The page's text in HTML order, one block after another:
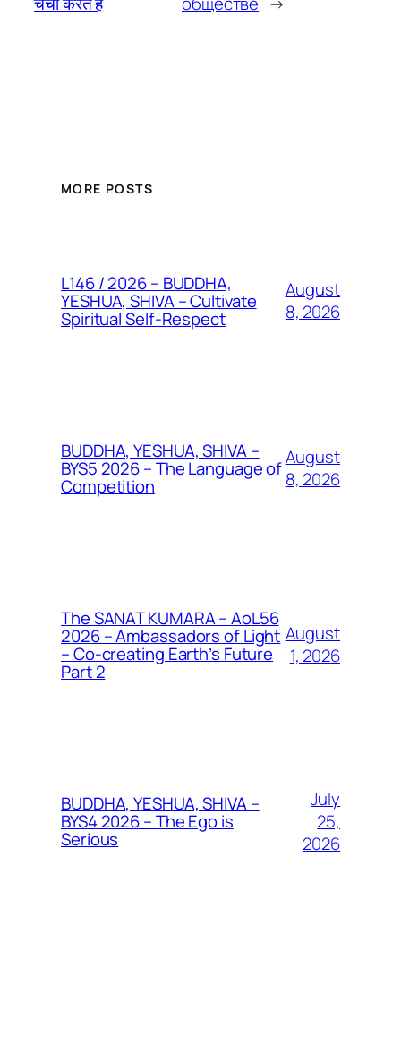
MORE POSTS
L146 / 2026 – BUDDHA,
YESHUA, SHIVA – Cultivate
Spiritual Self-Respect
August
8, 2026
BUDDHA, YESHUA, SHIVA –
BYS5 2026 – The Language of
Competition
August
8, 2026
The SANAT KUMARA – AoL56
2026 – Ambassadors of Light
– Co-creating Earth’s Future
Part 2
August
1, 2026
BUDDHA, YESHUA, SHIVA –
BYS4 2026 – The Ego is
Serious
July
25,
2026